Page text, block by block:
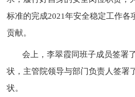
标准的完成2021年安全稳定工作各
贡献。
会上，李翠霞同班子成员签署
状，主管院领导与部门负责人签署
状。